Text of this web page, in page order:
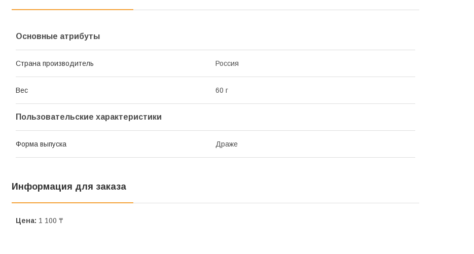
Основные атрибуты
Страна производитель Россия
Вес 60 г
Пользовательские характеристики
Форма выпуска Драже
Информация для заказа
Цена: 1 100 ₸